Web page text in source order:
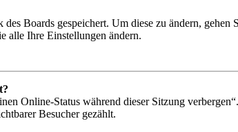
Boards gespeichert. Um diese zu ändern,
alle Ihre Einstellungen ändern.
Online-Status während dieser Sitzung
Besucher gezählt.